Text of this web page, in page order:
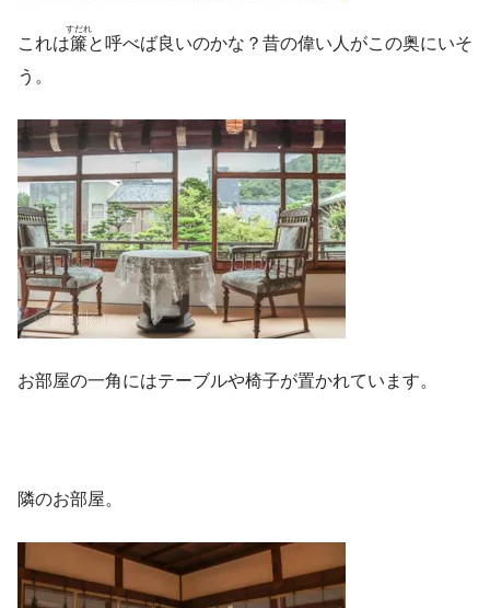
これは簾
すだれ
と呼べば良いのかな？昔の偉い人がこの奥にいそ
う。
お部屋の一角にはテーブルや椅子が置かれています。
隣のお部屋。